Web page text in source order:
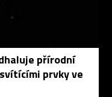
přírodní
prvky ve